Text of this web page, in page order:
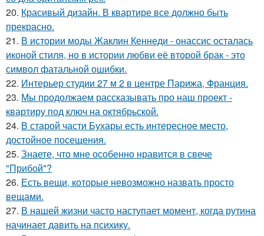
20. Красивый дизайн. В квартире все должно быть
прекрасно.
21. В истории моды Жаклин Кеннеди - онассис осталась
иконой стиля, но в истории любви её второй брак - это
символ фатальной ошибки.
22. Интерьер студии 27 м 2 в центре Парижа, Франция.
23. Мы продолжаем рассказывать про наш проект -
квартиру под ключ на октябрьской.
24. В старой части Бухары есть интересное место,
достойное посещения.
25. Знаете, что мне особенно нравится в свече
"Прибой"?
26. Есть вещи, которые невозможно назвать просто
вещами.
27. В нашей жизни часто наступает момент, когда рутина
начинает давить на психику.